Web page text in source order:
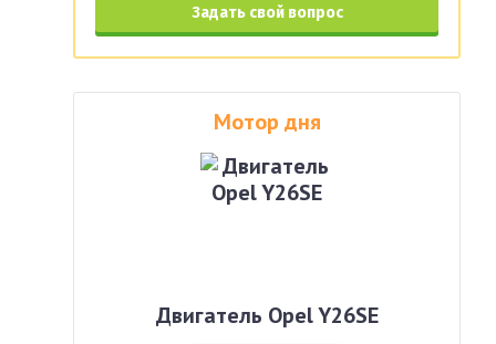
Задать свой вопрос
Мотор дня
Двигатель Opel Y26SE